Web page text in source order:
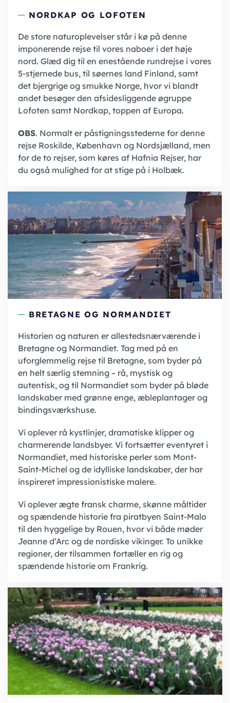
NORDKAP OG LOFOTEN
De store naturoplevelser står i kø på denne
imponerende rejse til vores naboer i det høje
nord. Glæd dig til en enestående rundrejse i vores
5-stjernede bus, til søernes land Finland, samt
det bjergrige og smukke Norge, hvor vi blandt
andet besøger den afsidesliggende øgruppe
Lofoten samt Nordkap, toppen af Europa.
OBS. Normalt er påstigningsstederne for denne
rejse Roskilde, København og Nordsjælland, men
for de to rejser, som køres af Hafnia Rejser, har
du også mulighed for at stige på i Holbæk.
BRETAGNE OG NORMANDIET
Historien og naturen er allestedsnærværende i
Bretagne og Normandiet. Tag med på en
uforglemmelig rejse til Bretagne, som byder på
en helt særlig stemning – rå, mystisk og
autentisk, og til Normandiet som byder på bløde
landskaber med grønne enge, æbleplantager og
bindingsværkshuse.
Vi oplever rå kystlinjer, dramatiske klipper og
charmerende landsbyer. Vi fortsætter eventyret i
Normandiet, med historiske perler som Mont-
Saint-Michel og de idylliske landskaber, der har
inspireret impressionistiske malere.
Vi oplever ægte fransk charme, skønne måltider
og spændende historie fra piratbyen Saint-Malo
til den hyggelige by Rouen, hvor vi både møder
Jeanne d’Arc og de nordiske vikinger. To unikke
regioner, der tilsammen fortæller en rig og
spændende historie om Frankrig.